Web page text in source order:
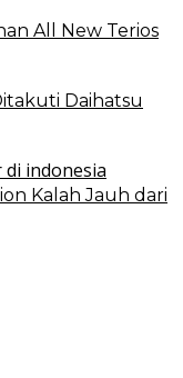
All New Terios
Daihatsu
Kalah Jauh dari